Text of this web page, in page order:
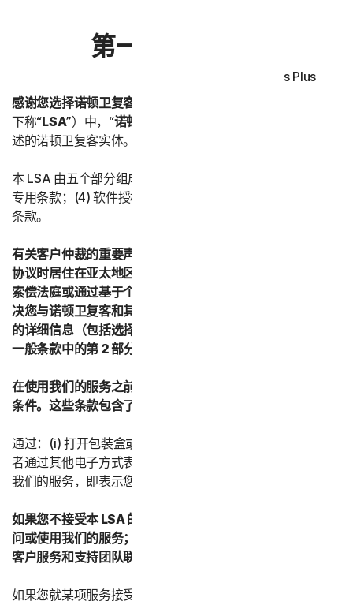
Norton Antivirus Plus |
第一部分 - 引言
感谢您选择诺顿卫复客。
下称“LSA”）中，“诺顿卫复客
述的诺顿卫复客实体。
本 LSA 由五个部分组成：(1) 引言；(2) 一般条款；(3) 服务
专用条款；(4) 软件授权许可条款；以及 (5) 国家/地区专用
条款。
有关客户仲裁的重要声明 – 如果您在接受本授权许可和服务
协议时居住在亚太地区的任何国家/地区，则您同意通过小额
索偿法庭或通过基于个人的仲裁而不是正式的法律程序来解
决您与诺顿卫复客和其关联公司之间的所有争议。有关仲裁
的详细信息（包括选择退出仲裁的程序），请参阅第二部分 -
一般条款中的第 2 部分“争议；强制仲裁”。
在使用我们的服务之前，请仔细阅读本 LSA 中的所有条款和
条件。这些条款包含了有关您的权利和义务的重要信息。
通过：(i) 打开包装盒或撕掉封签；或者 (ii) 单击“我同意”或
者通过其他电子方式表示同意；或者 (iii) 加载、访问或使用
我们的服务，即表示您接受本 LSA 的条款和条件。
如果您不接受本 LSA 的条款和条件：(i) 请勿下载、安装、访
问或使用我们的服务；并且 (iii) 与您的提供商或诺顿卫复客
客户服务和支持团队联系。
如果您就某项服务接受了本 LSA 的多个版本，则您与我们之